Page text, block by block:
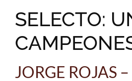
SELECTO:
JORGE ROJAS